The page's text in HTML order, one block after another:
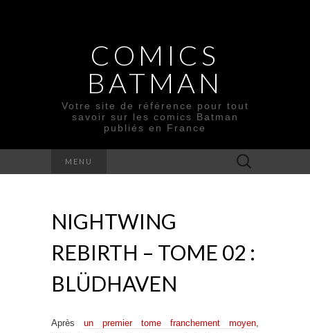
COMICS
BATMAN
Votre site de référence pour tout
savoir sur les comics Batman
publiés en France
MENU Rechercher :
NIGHTWING
REBIRTH – TOME 02 :
BLÜDHAVEN
Après un premier tome franchement moyen,